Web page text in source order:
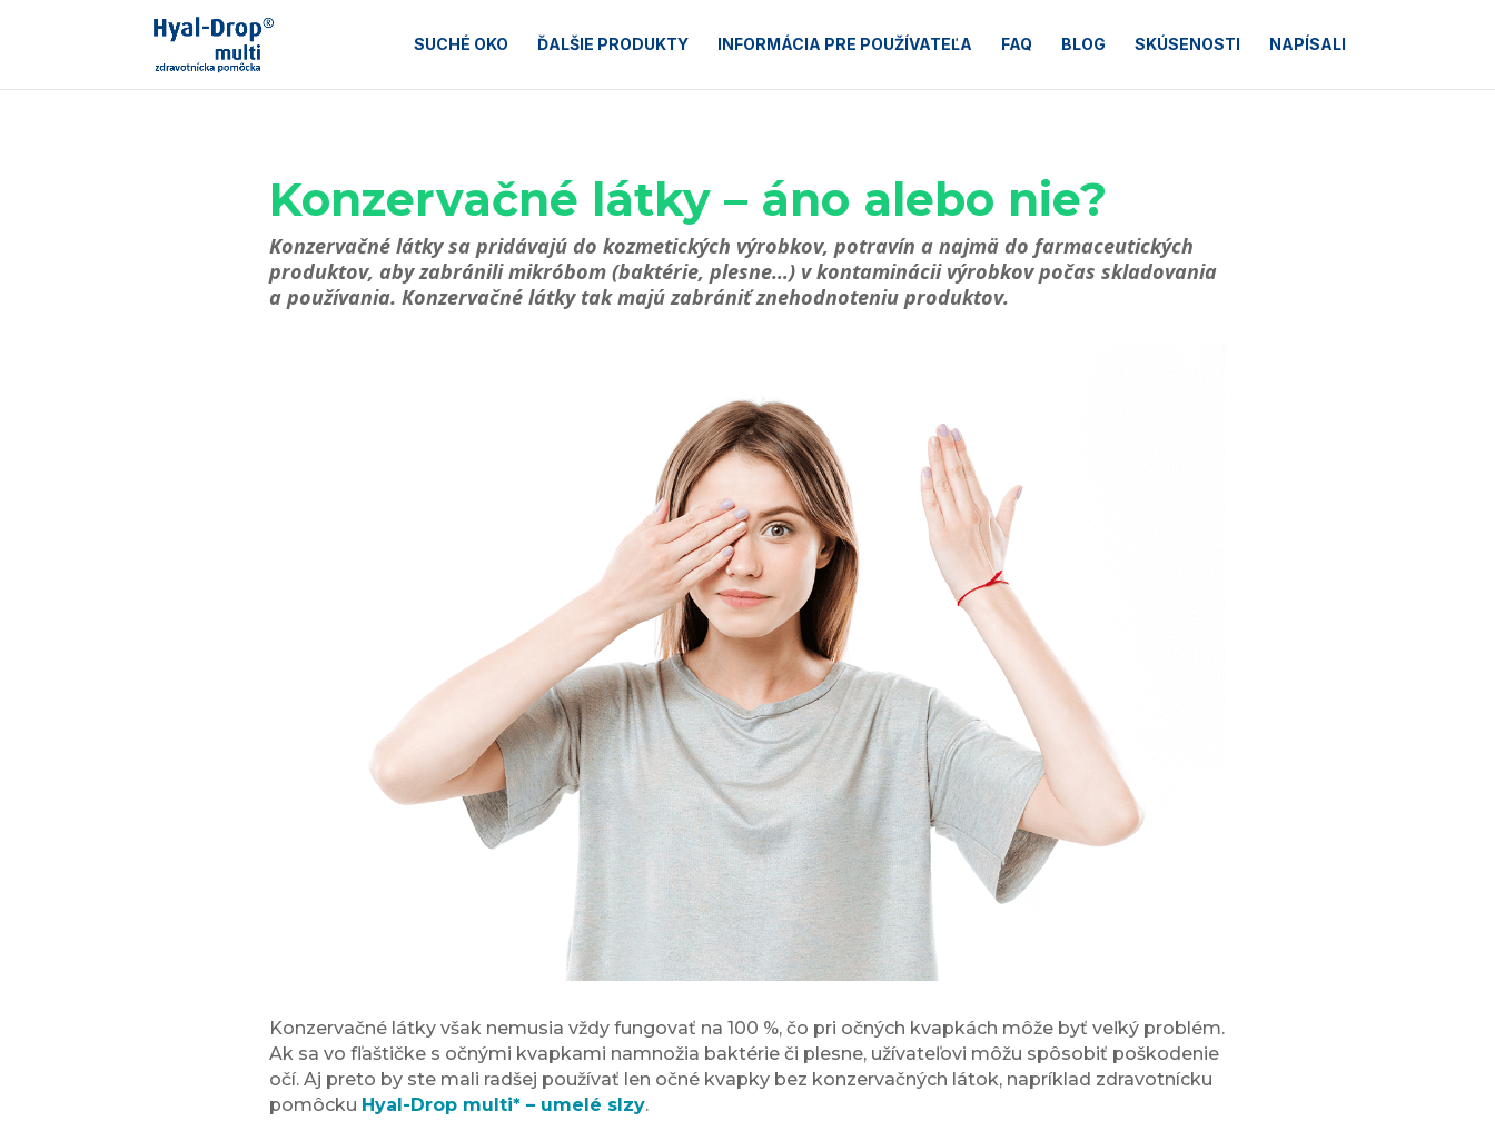
SUCHÉ OKO ĎALŠIE PRODUKTY INFORMÁCIA PRE POUŽÍVATEĽA FAQ BLOG SKÚSENOSTI NAPÍSALI
Konzervačné látky – áno alebo nie?
Konzervačné látky sa pridávajú do kozmetických výrobkov, potravín a najmä do farmaceutických
produktov, aby zabránili mikróbom (baktérie, plesne…) v kontaminácii výrobkov počas skladovania
a používania. Konzervačné látky tak majú zabrániť znehodnoteniu produktov.
Konzervačné látky však nemusia vždy fungovať na 100 %, čo pri očných kvapkách môže byť veľký problém.
Ak sa vo fľaštičke s očnými kvapkami namnožia baktérie či plesne, užívateľovi môžu spôsobiť poškodenie
očí. Aj preto by ste mali radšej používať len očné kvapky bez konzervačných látok, napríklad zdravotnícku
pomôcku Hyal-Drop multi*– umelé slzy.